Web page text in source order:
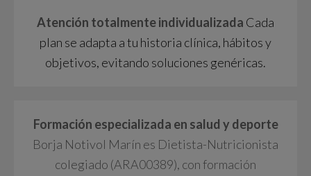
Atención totalmente individualizada Cada
plan se adapta a tu historia clínica, hábitos y
objetivos, evitando soluciones genéricas.
Formación especializada en salud y deporte
Borja Notivol Marín es Dietista-Nutricionista
colegiado (ARA00389), con formación